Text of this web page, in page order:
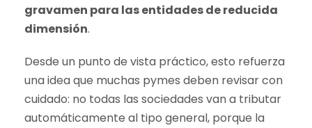
gravamen para las entidades de reducida
dimensión.
Desde un punto de vista práctico, esto refuerza
una idea que muchas pymes deben revisar con
cuidado: no todas las sociedades van a tributar
automáticamente al tipo general, porque la